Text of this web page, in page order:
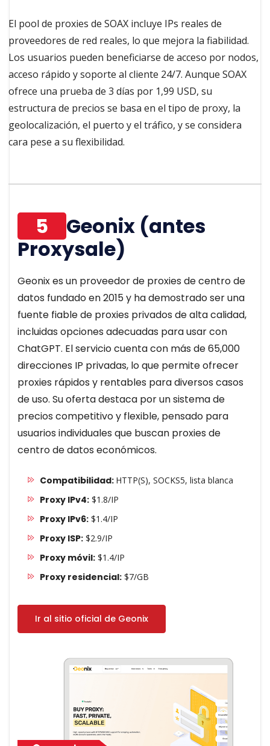
El pool de proxies de SOAX incluye IPs reales de
proveedores de red reales, lo que mejora la fiabilidad.
Los usuarios pueden beneficiarse de acceso por nodos,
acceso rápido y soporte al cliente 24/7. Aunque SOAX
ofrece una prueba de 3 días por 1,99 USD, su
estructura de precios se basa en el tipo de proxy, la
geolocalización, el puerto y el tráfico, y se considera
cara pese a su flexibilidad.
5
Geonix (antes
Proxysale)
Geonix es un proveedor de proxies de centro de
datos fundado en 2015 y ha demostrado ser una
fuente fiable de proxies privados de alta calidad,
incluidas opciones adecuadas para usar con
ChatGPT. El servicio cuenta con más de 65,000
direcciones IP privadas, lo que permite ofrecer
proxies rápidos y rentables para diversos casos
de uso. Su oferta destaca por un sistema de
precios competitivo y flexible, pensado para
usuarios individuales que buscan proxies de
centro de datos económicos.
Compatibilidad: HTTP(S), SOCKS5, lista blanca
Proxy IPv4:$1.8/IP
Proxy IPv6:$1.4/IP
Proxy ISP:$2.9/IP
Proxy móvil:$1.4/IP
Proxy residencial:$7/GB
Ir al sitio oficial de Geonix